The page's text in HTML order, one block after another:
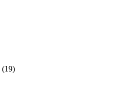
(19)